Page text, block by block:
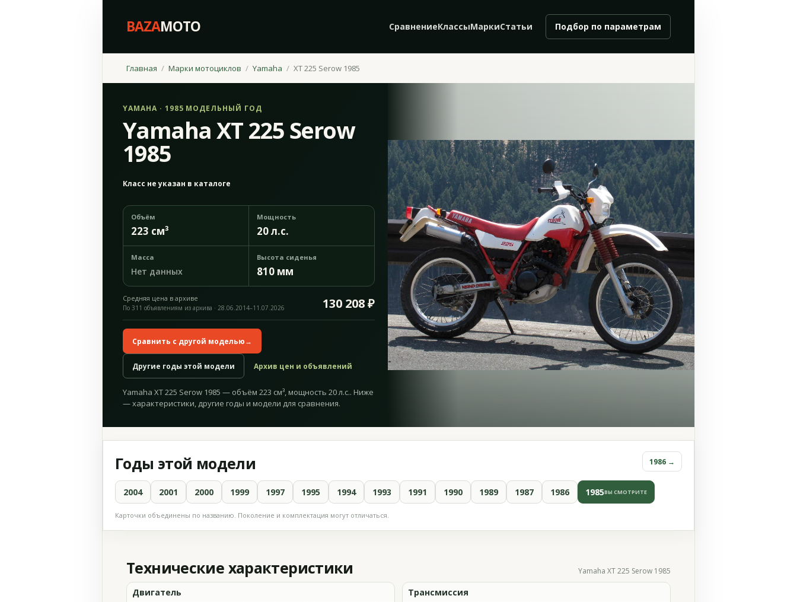
BAZAMOTO СравнениеКлассыМаркиСтатьи Подбор по параметрам
Главная Марки мотоциклов Yamaha XT 225 Serow 1985
YAMAHA · 1985 МОДЕЛЬНЫЙ ГОД
Yamaha XT 225 Serow
1985
Класс не указан в каталоге
Объём
223 см³
Мощность
20 л.с.
Масса
Нет данных
Высота сиденья
810 мм
Средняя цена в архиве 130 208 ₽
По 311 объявлениям из архива · 28.06.2014–11.07.2026
Сравнить с другой моделью→
Другие годы этой модели Архив цен и объявлений
Yamaha XT 225 Serow 1985 — объём 223 см³, мощность 20 л.с.. Ниже
— характеристики, другие годы и модели для сравнения.
Годы этой модели 1986 →
2004 2001 2000 1999 1997 1995 1994 1993 1991 1990 1989 1987 1986 1985ВЫ СМОТРИТЕ
Карточки объединены по названию. Поколение и комплектация могут отличаться.
Технические характеристики Yamaha XT 225 Serow 1985
Двигатель
Трансмиссия